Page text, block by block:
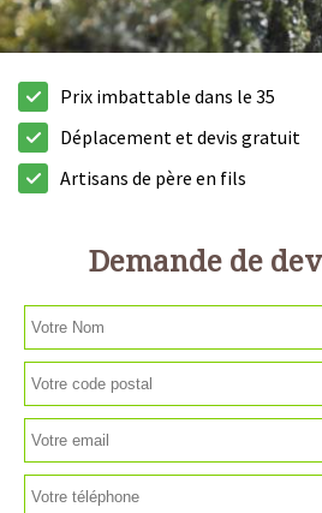
Prix imbattable dans le 35
Déplacement et devis gratuit
Artisans de père en fils
Demande de